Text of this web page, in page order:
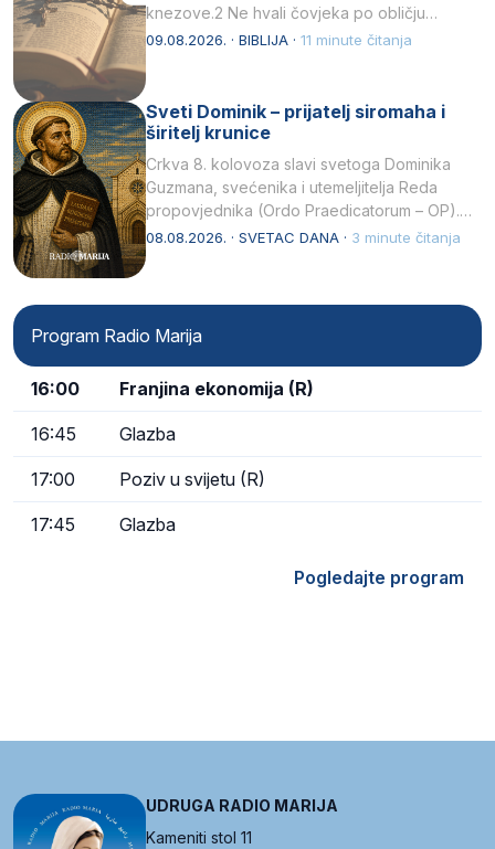
knezove.2 Ne hvali čovjeka po obličju
njegovui…
09.08.2026. · BIBLIJA · 11 minute čitanja
Sveti Dominik – prijatelj siromaha i
širitelj krunice
Crkva 8. kolovoza slavi svetoga Dominika
Guzmana, svećenika i utemeljitelja Reda
propovjednika (Ordo Praedicatorum – OP).
Svojim životom, dubokom ljubavlju prema
08.08.2026. · SVETAC DANA · 3 minute čitanja
Program Radio Marija
16:00 Franjina ekonomija (R)
16:45 Glazba
17:00 Poziv u svijetu (R)
17:45 Glazba
Pogledajte program
UDRUGA RADIO MARIJA
Kameniti stol 11